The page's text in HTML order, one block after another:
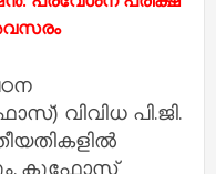
വിവിധ പി.ജി.
കുഫോസ്